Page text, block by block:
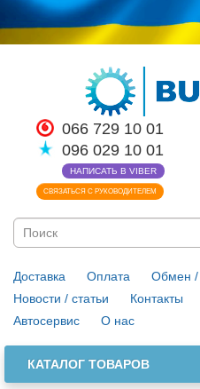
066 729 10 01
096 029 10 01
НАПИСАТЬ В VIBER
СВЯЗАТЬСЯ С РУКОВОДИТЕЛЕМ
Доставка Оплата Обмен /
Новости / статьи
Контакты
Автосервис
О нас
КАТАЛОГ ТОВАРОВ
Язык магазина
Выберите
Русский